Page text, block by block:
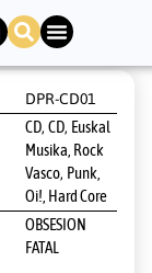
DPR-CD01
CD, CD, Euskal
Musika, Rock
Vasco, Punk,
Oi!, Hard Core
OBSESION
FATAL